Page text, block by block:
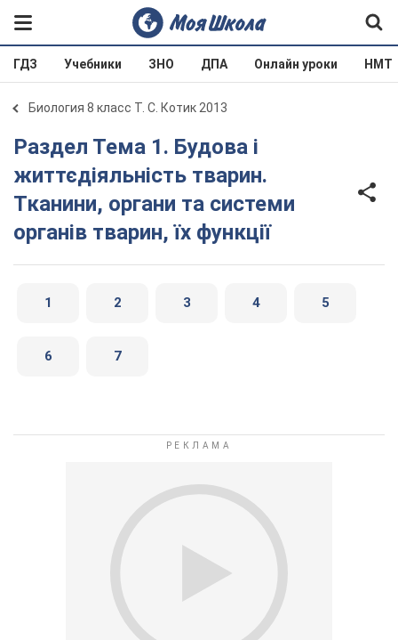
ГДЗ Учебники ЗНО ДПА Онлайн уроки НМТ
Биология 8 класс Т. С. Котик 2013
Раздел Тема 1. Будова і
життєдіяльність тварин.
Тканини, органи та системи
органів тварин, їх функції
1 2 3 4 5
6 7